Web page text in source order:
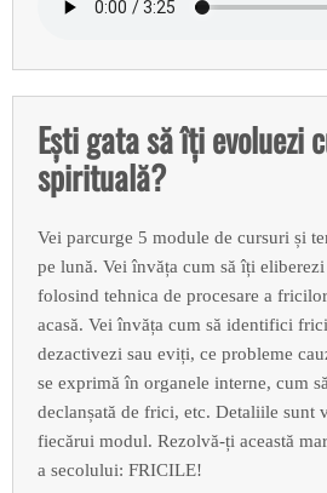
Ești gata să îți evoluezi
spirituală?
Vei parcurge 5 module de cursuri și
pe lună. Vei învăța cum să îți
folosind tehnica de procesare a
acasă. Vei învăța cum să identifici
dezactivezi sau eviți, ce probleme
se exprimă în organele interne, cum
declanșată de frici, etc. Detaliile sunt
fiecărui modul. Rezolvă-ți această
a secolului: FRICILE!